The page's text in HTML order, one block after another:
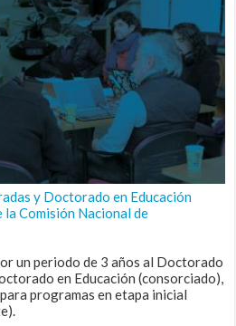
y Doctorado en Educación
Comisión Nacional de
un periodo de 3 años al Doctorado
en Educación (consorciado),
programas en etapa inicial